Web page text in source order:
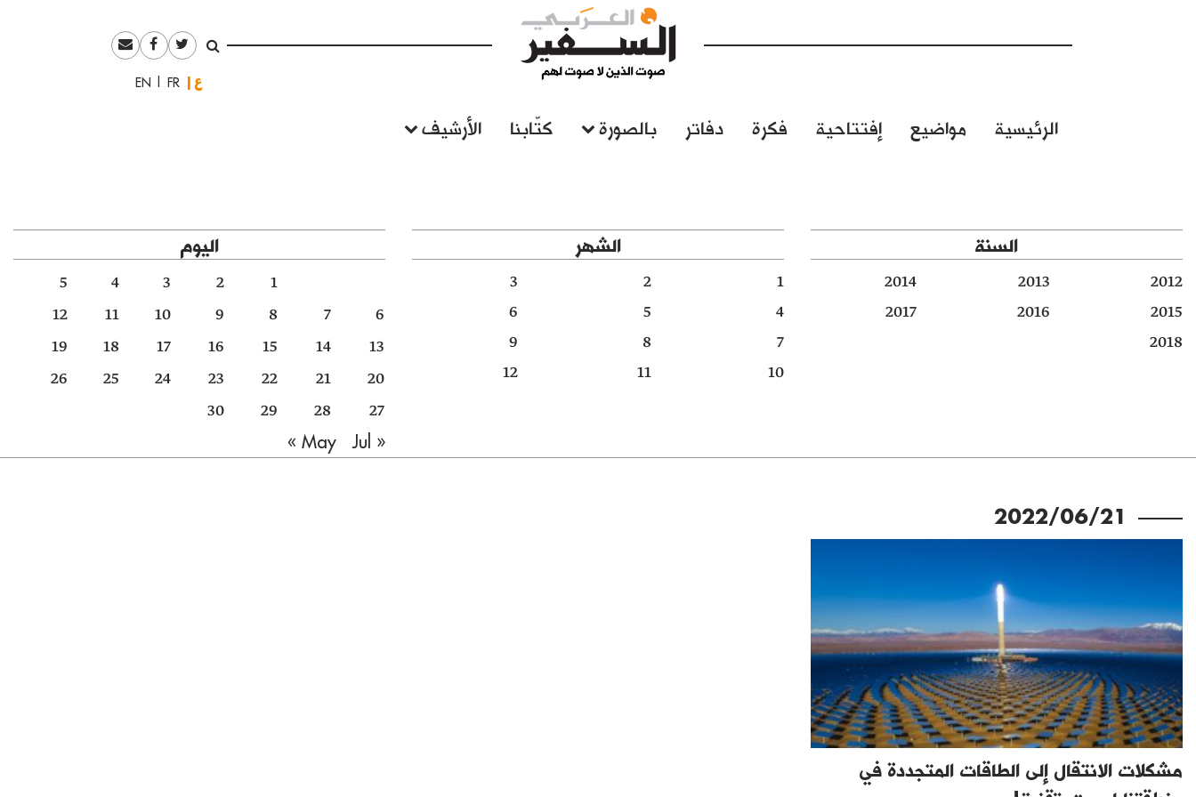
العربيةFrançais
English
الرئيسية مواضيع إفتتاحية فكرة دفاتر بالصورة كتّابنا الأرشيف
السنة
2012
2013
2014
2015
2016
2017
2018
الشهر
1
2
3
4
5
6
7
8
9
10
11
12
اليوم
1
2
3
4
5
6
7
8
9
10
11
12
13
14
15
16
17
18
19
20
21
22
23
24
25
26
27
28
29
30
« May
Jul »
2022/06/21
مشكلات الانتقال إلى الطاقات المتجددة في